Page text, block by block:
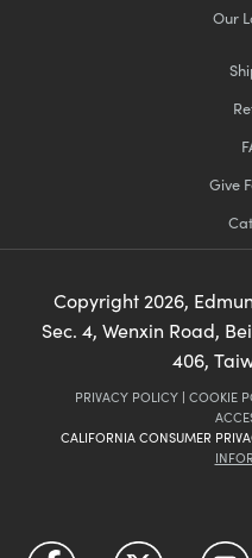
Our
Give
Copyright 2026,
Sec. 4, Wenxin Road,
406,
PRIVACY POLICY | COOKIE
CALIFORNIA CONSUMER